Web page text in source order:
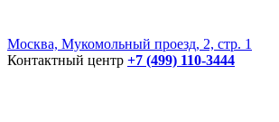
Москва, Мукомольный проезд, 2, стр. 1
Контактный центр +7 (499) 110-3444